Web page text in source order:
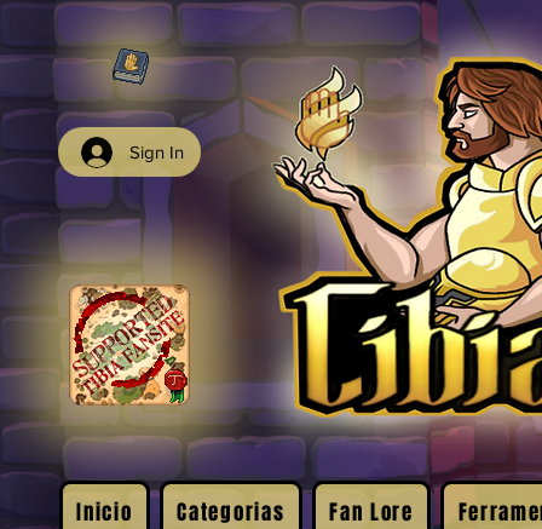
Sign In
Inicio Categorias Fan Lore